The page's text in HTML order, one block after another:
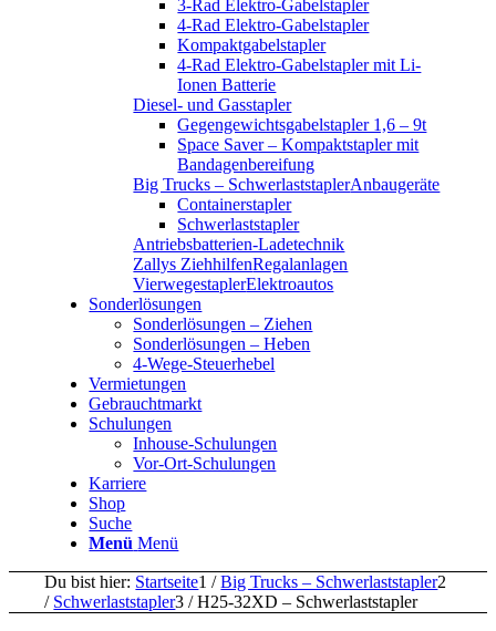
3-Rad Elektro-Gabelstapler
4-Rad Elektro-Gabelstapler
Kompaktgabelstapler
4-Rad Elektro-Gabelstapler mit Li-
Ionen Batterie
Diesel- und Gasstapler
Gegengewichtsgabelstapler 1,6 – 9t
Space Saver – Kompaktstapler mit
Bandagenbereifung
Big Trucks – Schwerlaststapler
Containerstapler
Schwerlaststapler
Anbaugeräte
Antriebsbatterien-Ladetechnik
Zallys ZiehhilfenRegalanlagen
VierwegestaplerElektroautos
Sonderlösungen
Sonderlösungen – Ziehen
Sonderlösungen – Heben
4-Wege-Steuerhebel
Vermietungen
Gebrauchtmarkt
Schulungen
Inhouse-Schulungen
Vor-Ort-Schulungen
Karriere
Shop
Suche
Menü Menü
Du bist hier: Startseite1 / Big Trucks – Schwerlaststapler2
/ Schwerlaststapler3 / H25-32XD – Schwerlaststapler